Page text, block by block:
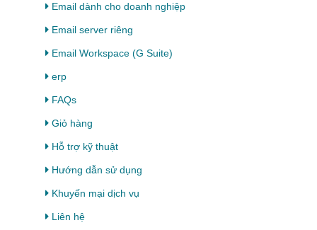
Email dành cho doanh nghiệp
Email server riêng
Email Workspace (G Suite)
erp
FAQs
Giỏ hàng
Hỗ trợ kỹ thuật
Hướng dẫn sử dụng
Khuyến mại dịch vụ
Liên hệ